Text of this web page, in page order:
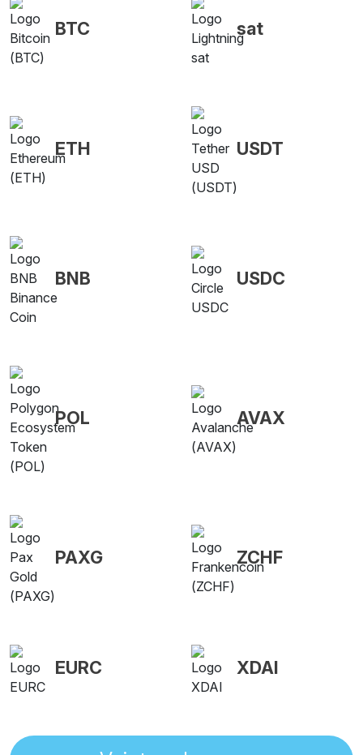
BTC sat
ETH USDT
BNB USDC
POL AVAX
PAXG ZCHF
EURC XDAI